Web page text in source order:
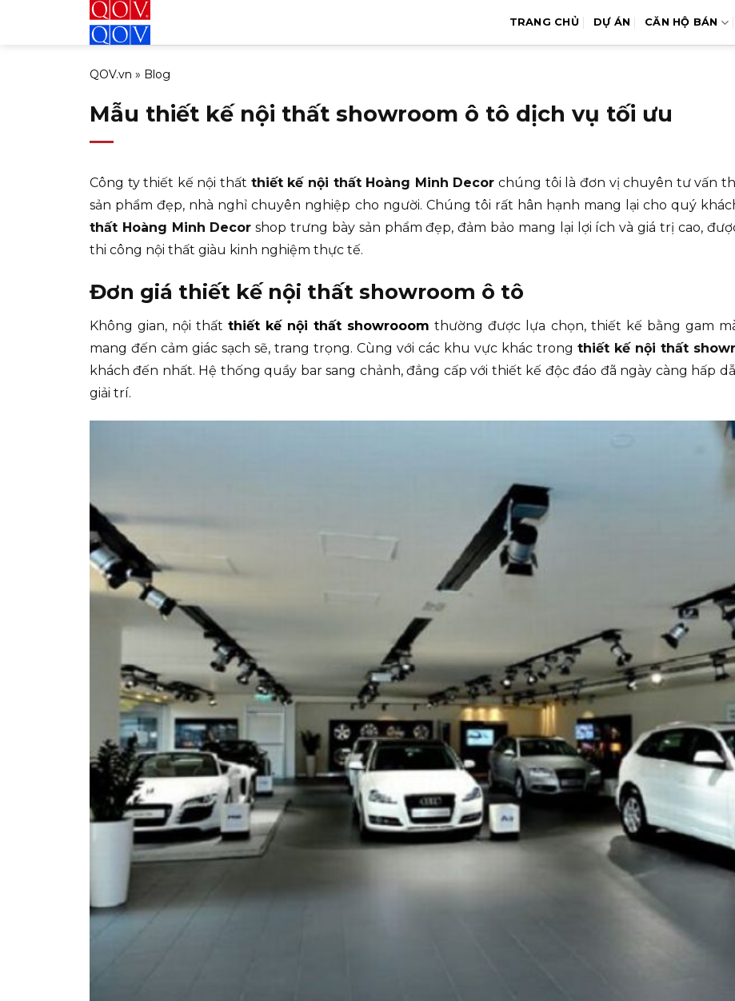
TRANG CHỦ DỰ ÁN CĂN HỘ BÁN
QOV.vn » Blog
Mẫu thiết kế nội thất showroom ô tô dịch vụ tối ưu
Công ty thiết kế nội thất thiết kế nội thất Hoàng Minh Decor chúng tôi là đơn vị chuyên tư vấn
sản phẩm đẹp, nhà nghỉ chuyên nghiệp cho người. Chúng tôi rất hân hạnh mang lại cho quý
thất Hoàng Minh Decor shop trưng bày sản phẩm đẹp, đảm bảo mang lại lợi ích và giá trị cao,
thi công nội thất giàu kinh nghiệm thực tế.
Đơn giá thiết kế nội thất showroom ô tô
Không gian, nội thấtthiết kế nội thất showrooom thường được lựa chọn, thiết kế bằng gam
mang đến cảm giác sạch sẽ, trang trọng. Cùng với các khu vực khác trong thiết kế nội thất
khách đến nhất. Hệ thống quầy bar sang chảnh, đẳng cấp với thiết kế độc đáo đã ngày càng hấp
giải trí.